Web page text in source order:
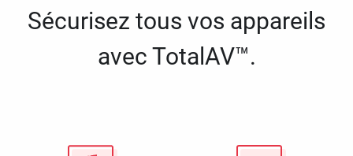
Sécurisez tous vos appareils
avec TotalAV™.